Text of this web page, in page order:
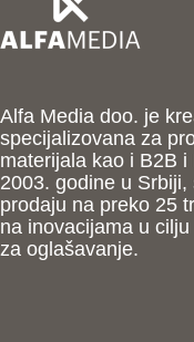
Alfa Media doo. je
specijalizovana za
materijala kao i B2B
2003. godine u
prodaju na preko 25
na inovacijama u
za oglašavanje.